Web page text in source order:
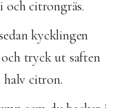
och citrongräs.
kycklingen
och tryck ut saften
citron.